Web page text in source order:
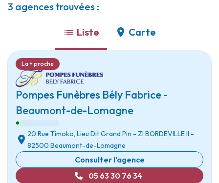
3 agences trouvées :
Liste Carte
Pompes Funèbres Bély Fabrice -
Beaumont-de-Lomagne
La + proche
20 Rue Timoko, Lieu Dit Grand Pin - ZI BORDEVILLE II -
82500 Beaumont-de-Lomagne
Consulter l'agence
05 63 30 76 34